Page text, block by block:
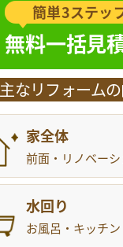
簡単3ステッ
無料一括見
主なリフォーム
家全体
前面・リノベー
水回り
お風呂・キッチ